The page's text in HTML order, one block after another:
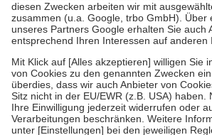
mit.
Grundsätzlich leisten Mitglieder
Prozent des Abgabepreises,mindestens
Kosten der Leistung zu entrichten.
Diese Regeln gelten grundsätzlich auch für
Bei Heilmitteln und häuslicher
Zuzahlung zehn Prozent der Kosten sowie
Verordnung.